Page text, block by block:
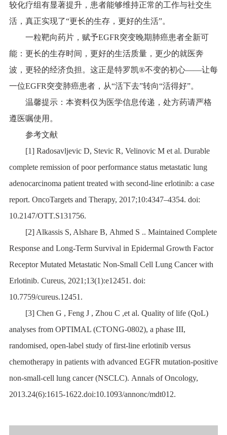
较化疗组有显著提升，患者能够维持正常的工作与社交生
活，真正实现了“更长的生存，更好的生活”。
一粒靶向药片，赋予EGFR突变晚期肺癌患者全新可
能：更长的生存时间，更好的生活质量，更少的就医奔
波，更轻的经济负担。这正是特罗凯®不变的初心——让每
一位EGFR突变肺癌患者，从“活下去”转向“活得好”。
温馨提示：本资料仅为医学信息传递，处方药请严格
遵医嘱使用。
参考文献
[1] Radosavljevic D, Stevic R, Velinovic M et al. Durable
complete remission of poor performance status metastatic lung
adenocarcinoma patient treated with second-line erlotinib: a case
report. OncoTargets and Therapy, 2017;10:4347–4354. doi:
10.2147/OTT.S131756.
[2] Alkassis S, Alshare B, Ahmed S .. Maintained Complete
Response and Long-Term Survival in Epidermal Growth Factor
Receptor Mutated Metastatic Non-Small Cell Lung Cancer with
Erlotinib. Cureus, 2021;13(1):e12451. doi:
10.7759/cureus.12451.
[3] Chen G , Feng J , Zhou C ,et al. Quality of life (QoL)
analyses from OPTIMAL (CTONG-0802), a phase III,
randomised, open-label study of first-line erlotinib versus
chemotherapy in patients with advanced EGFR mutation-positive
non-small-cell lung cancer (NSCLC). Annals of Oncology,
2013.24(6):1615-1622.doi:10.1093/annonc/mdt012.